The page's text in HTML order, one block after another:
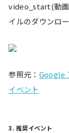
video_start(動
イルのダウンロ
参照元： Google
イベント
3. 推奨イベント